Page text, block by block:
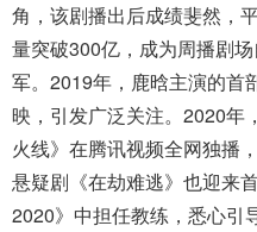
角，该剧播出后成绩斐然，
量突破300亿，成为周播剧
军。2019年，鹿晗主演的首
映，引发广泛关注。2020年
火线》在腾讯视频全网独播
悬疑剧《在劫难逃》也迎来
2020》中担任教练，悉心引